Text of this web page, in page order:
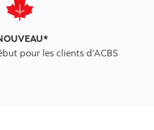
pour les clients d’ACBS